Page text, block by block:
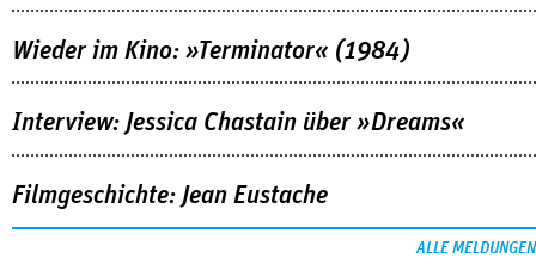
Wieder im Kino: »Terminator« (1984)
Interview: Jessica Chastain über »Dreams«
Filmgeschichte: Jean Eustache
ALLE MELDUNGEN